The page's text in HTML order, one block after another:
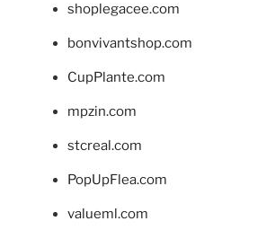
shoplegacee.com
bonvivantshop.com
CupPlante.com
mpzin.com
stcreal.com
PopUpFlea.com
valueml.com